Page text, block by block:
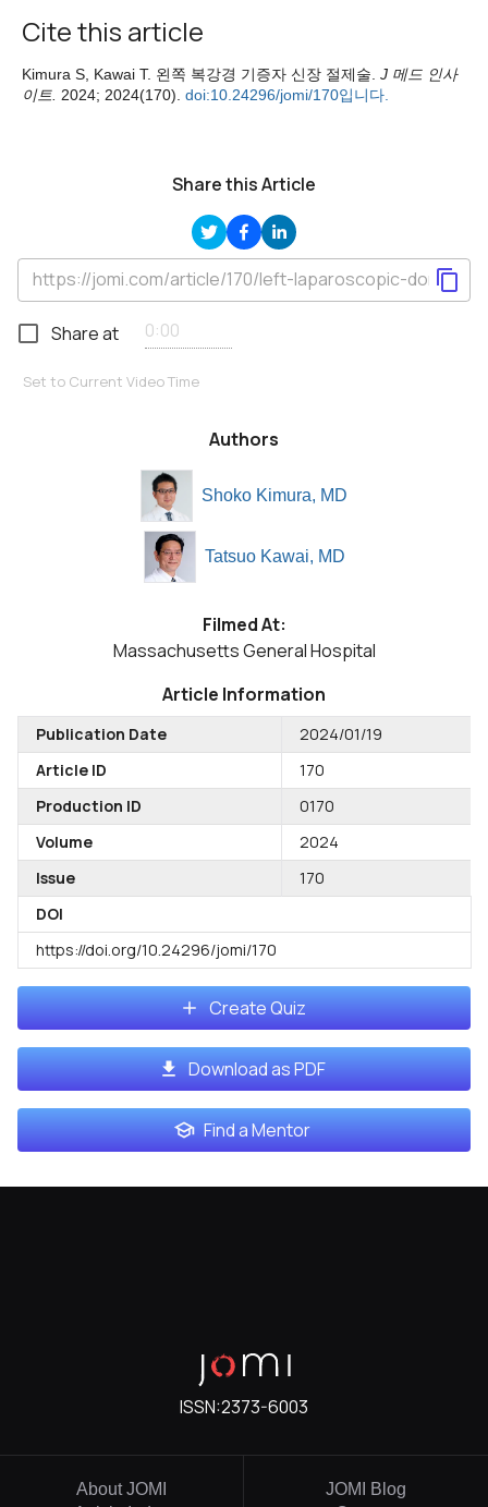
Cite this article
Kimura S, Kawai T. 왼쪽 복강경 기증자 신장 절제술. J 메드 인사
이트. 2024; 2024(170). doi:10.24296/jomi/170입니다.
Share this Article
Share at
Set to Current Video Time
Authors
Shoko Kimura, MD
Tatsuo Kawai, MD
Filmed At:
Massachusetts General Hospital
Article Information
Publication Date
2024/01/19
Article ID
170
Production ID
0170
Volume
2024
Issue
170
DOI
https://doi.org/10.24296/jomi/170
Create Quiz
Download as PDF
Find a Mentor
ISSN:2373-6003
About JOMI
JOMI Blog